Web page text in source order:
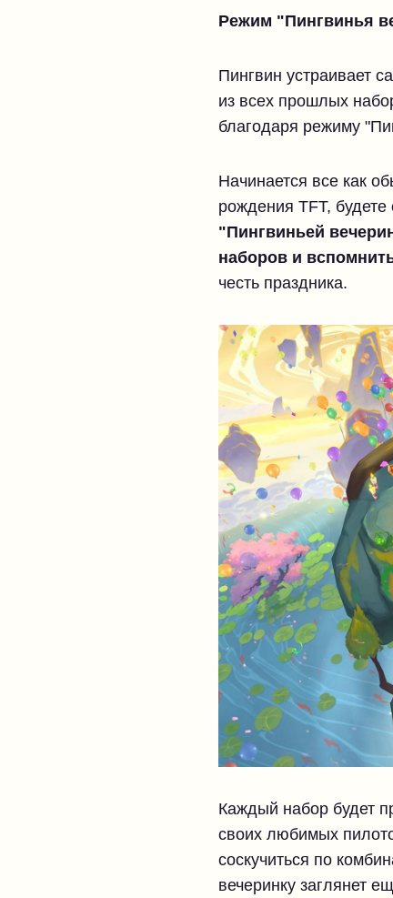
Режим "Пингвинья
Пингвин устраивает
из всех прошлых
благодаря режиму
Начинается все как
рождения TFT,
"Пингвиньей
наборов и
честь праздника.
Каждый набор будет
своих любимых
соскучиться по
вечеринку заглянет